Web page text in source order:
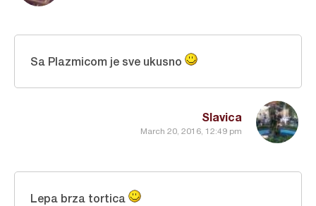
Slavica
March 20, 2016, 12:49 pm
Sa Plazmicom je sve ukusno
Lepa brza tortica